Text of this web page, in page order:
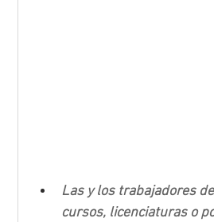
Las y los trabajadores
cursos, licenciaturas o